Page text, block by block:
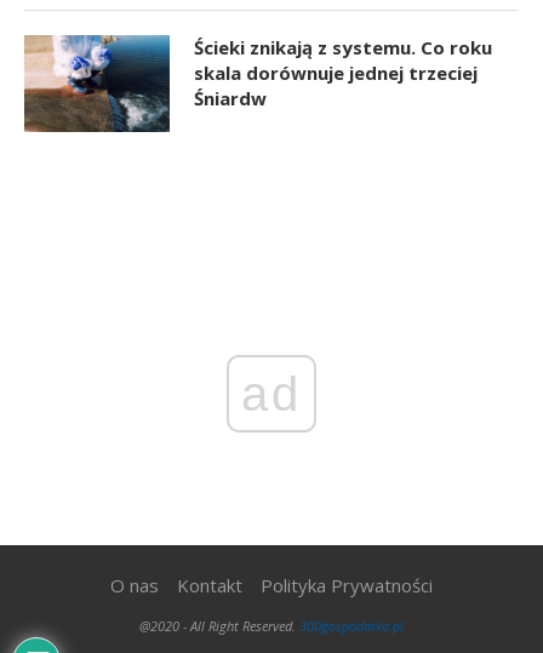
Ścieki znikają z systemu. Co roku
skala dorównuje jednej trzeciej
Śniardw
ad
O nas Kontakt Polityka Prywatności
@2020 - All Right Reserved. 300gospodarka.pl